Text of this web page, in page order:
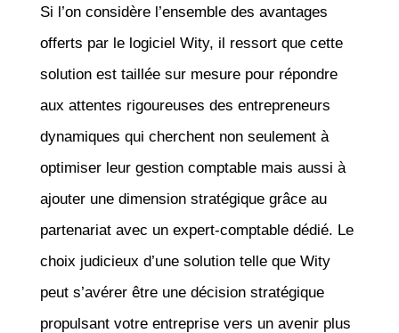
Si l’on considère l’ensemble des avantages
offerts par le logiciel Wity, il ressort que cette
solution est taillée sur mesure pour répondre
aux attentes rigoureuses des entrepreneurs
dynamiques qui cherchent non seulement à
optimiser leur gestion comptable mais aussi à
ajouter une dimension stratégique grâce au
partenariat avec un expert-comptable dédié. Le
choix judicieux d’une solution telle que Wity
peut s’avérer être une décision stratégique
propulsant votre entreprise vers un avenir plus